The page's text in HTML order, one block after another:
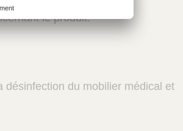
le produit.
du mobilier médical et